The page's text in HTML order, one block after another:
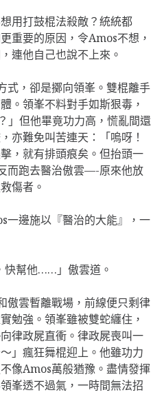
用打鼓棍法殺敵？統統都
重要的原因，令Amos不想，
連他自己也說不上來。
式，卻是擲向領峯。雙棍離手
。領峯不料對手如斯狠毒，
」但他畢竟功力高，慌亂間還
亦難免叫苦連天：「嗚呀！
，就有排頭痕矣。但抬頭一
而跑去醫治傲雲—-原來他放
傷者。
一邊施以『醫治的大能』，一
快幫他……」傲雲道。
傲雲暫離戰場，前線便只剩律
勉強。領峯雖被雙蛇纏住，
律政屍直衝。律政屍喪叫一
」瘋狂舞棍迎上。他雖功力
像Amos萬般猶豫。盡情發揮
峯透不過氣，一時間無法招